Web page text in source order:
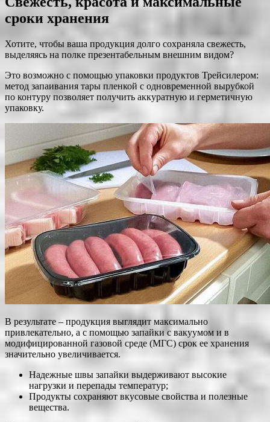
сроки хранения
Хотите, чтобы ваша продукция долго сохраняла свежесть,
выделяясь на полке презентабельным внешним видом?
Это возможно с помощью упаковки продуктов Трейсилером:
метод запаивания тары пленкой с одновременной вырубкой
по контуру позволяет получить аккуратную и герметичную
упаковку.
В результате – продукция выглядит максимально
привлекательно, а с помощью запайки с вакуумом и в
модифицированной газовой среде (МГС) срок ее хранения
значительно увеличивается.
Надежные швы запайки выдерживают высокие
нагрузки и перепады температур;
Продукты сохраняют вкусовые свойства и полезные
вещества.